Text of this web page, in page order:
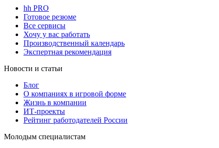
hh PRO
Готовое резюме
Все сервисы
Хочу у вас работать
Производственный календарь
Экспертная рекомендация
Новости и статьи
Блог
О компаниях в игровой форме
Жизнь в компании
ИТ-проекты
Рейтинг работодателей России
Молодым специалистам